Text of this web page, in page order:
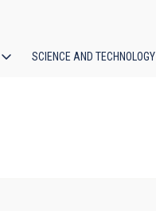
SCIENCE AND TECHNOLOGY